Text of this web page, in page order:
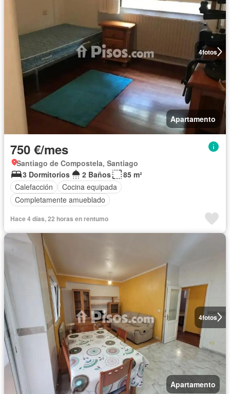
4fotos
Apartamento
750 €/mes
Santiago de Compostela, Santiago
3 Dormitorios
2 Baños
85 m²
Calefacción
Cocina equipada
Completamente amueblado
Hace 4 días, 22 horas en rentumo
4fotos
Apartamento